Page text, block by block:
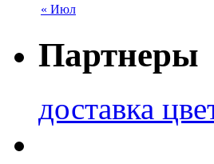
« Июл
Партнеры
доставка